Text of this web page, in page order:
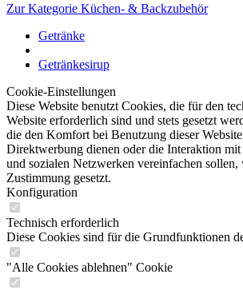
Zur Kategorie Küchen- & Backzubehör
Getränke
Getränkesirup
Cookie-Einstellungen
Diese Website benutzt Cookies, die für den
Website erforderlich sind und stets gesetzt
die den Komfort bei Benutzung dieser
Direktwerbung dienen oder die Interaktion mit
und sozialen Netzwerken vereinfachen
Zustimmung gesetzt.
Konfiguration
Technisch erforderlich
Diese Cookies sind für die Grundfunktionen
"Alle Cookies ablehnen" Cookie